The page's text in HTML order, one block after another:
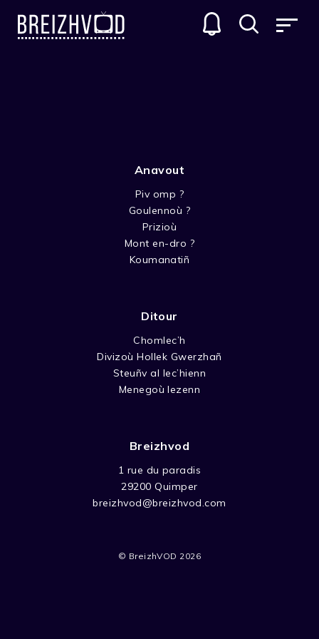
Anavout
Piv omp ?
Goulennoù ?
Prizioù
Mont en-dro ?
Koumanatiñ
Ditour
Chomlec’h
Divizoù Hollek Gwerzhañ
Steuñv al lec’hienn
Menegoù lezenn
Breizhvod
1 rue du paradis
29200 Quimper
breizhvod@breizhvod.com
© BreizhVOD 2026